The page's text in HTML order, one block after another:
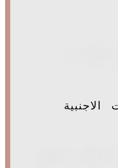
الاجنبية